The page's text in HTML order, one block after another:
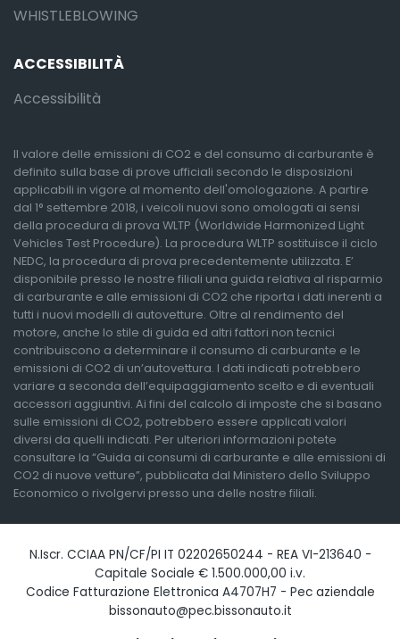
WHISTLEBLOWING
ACCESSIBILITÀ
Accessibilità
Il valore delle emissioni di CO2 e del consumo di carburante è
definito sulla base di prove ufficiali secondo le disposizioni
applicabili in vigore al momento dell'omologazione. A partire
dal 1° settembre 2018, i veicoli nuovi sono omologati ai sensi
della procedura di prova WLTP (Worldwide Harmonized Light
Vehicles Test Procedure). La procedura WLTP sostituisce il ciclo
NEDC, la procedura di prova precedentemente utilizzata. E’
disponibile presso le nostre filiali una guida relativa al risparmio
di carburante e alle emissioni di CO2 che riporta i dati inerenti a
tutti i nuovi modelli di autovetture. Oltre al rendimento del
motore, anche lo stile di guida ed altri fattori non tecnici
contribuiscono a determinare il consumo di carburante e le
emissioni di CO2 di un’autovettura. I dati indicati potrebbero
variare a seconda dell’equipaggiamento scelto e di eventuali
accessori aggiuntivi. Ai fini del calcolo di imposte che si basano
sulle emissioni di CO2, potrebbero essere applicati valori
diversi da quelli indicati. Per ulteriori informazioni potete
consultare la “Guida ai consumi di carburante e alle emissioni di
CO2 di nuove vetture”, pubblicata dal Ministero dello Sviluppo
Economico o rivolgervi presso una delle nostre filiali.
N.Iscr. CCIAA PN/CF/PI IT 02202650244 - REA VI-213640 -
Capitale Sociale € 1.500.000,00 i.v.
Codice Fatturazione Elettronica A4707H7 - Pec aziendale
bissonauto@pec.bissonauto.it